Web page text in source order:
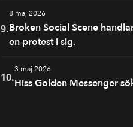
9.
8 maj 2026
Broken Social Scene
en protest i sig.
10.
3 maj 2026
Hiss Golden Messenger